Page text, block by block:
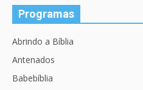
Programas
Abrindo a Bíblia
Antenados
Babebíblia